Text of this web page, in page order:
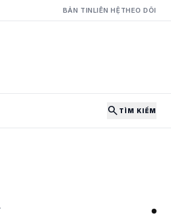
BẢN TINLIÊN HỆ THEO DÕI
search TÌM KIẾM